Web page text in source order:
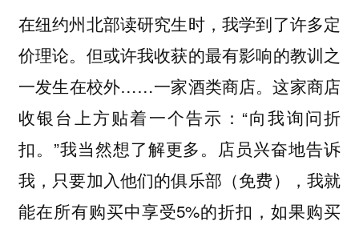
在纽约州北部读研究生时，我学到了许多定
价理论。但或许我收获的最有影响的教训之
一发生在校外……一家酒类商店。这家商店
收银台上方贴着一个告示：“向我询问折
扣。”我当然想了解更多。店员兴奋地告诉
我，只要加入他们的俱乐部（免费），我就
能在所有购买中享受5%的折扣，如果购买